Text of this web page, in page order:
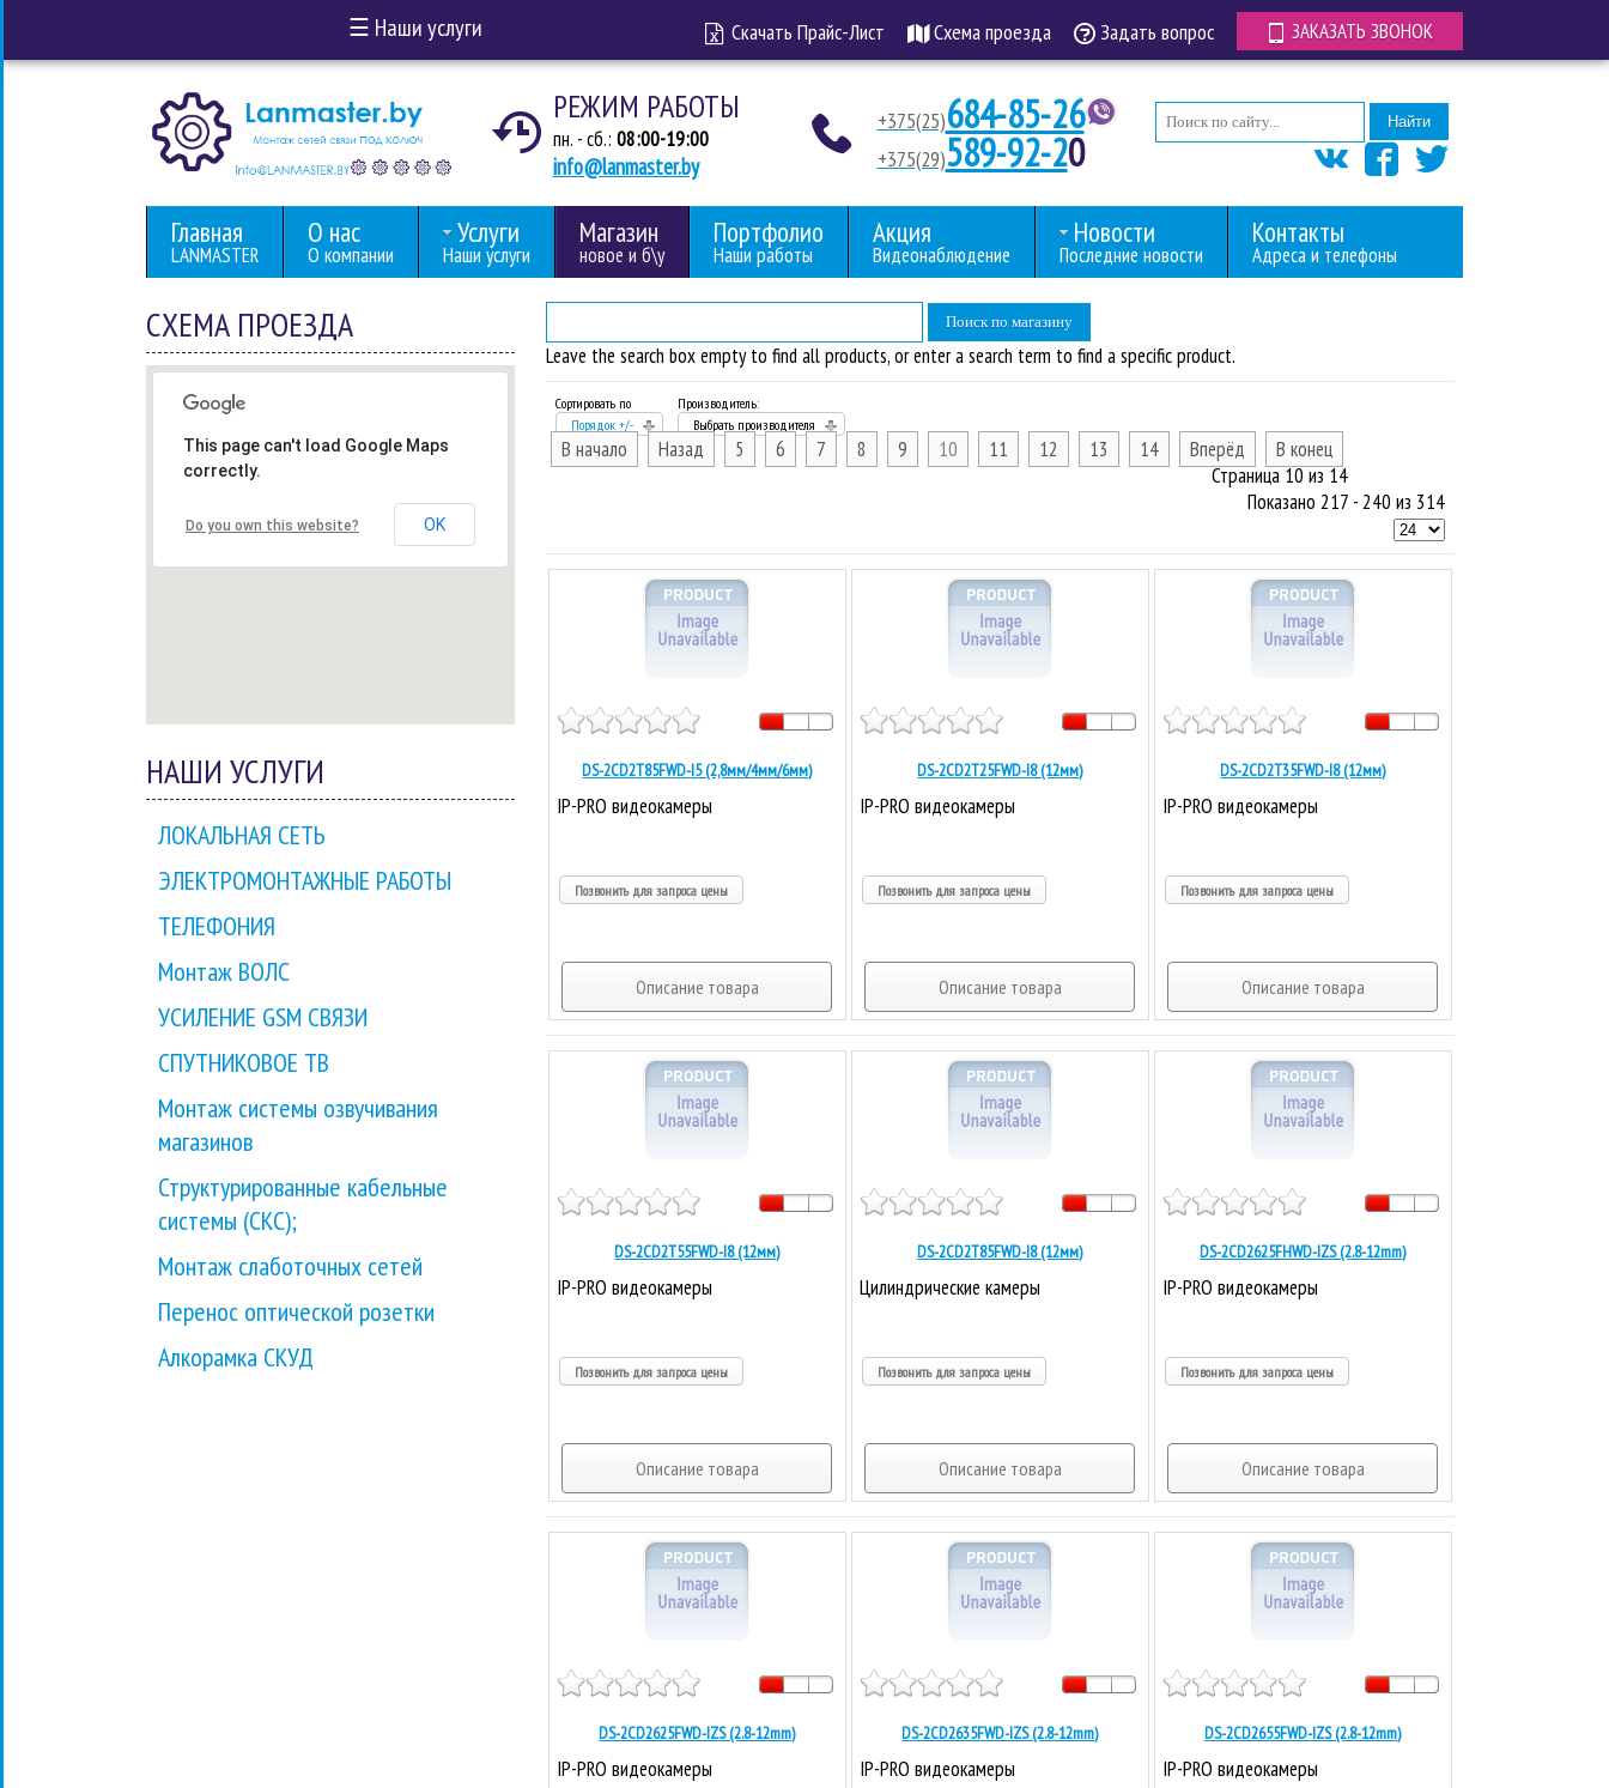
☰ Наши услуги Скачать Прайс-Лист Схема проезда Задать вопрос ЗАКАЗАТЬ ЗВОНОК
РЕЖИМ РАБОТЫ
пн. - сб.: 08:00-19:00
info@lanmaster.by
+375(25)684-85-26
+375(29)589-92-20
Найти
Главная
LANMASTER
О нас
О компании
Услуги
Наши услуги
Магазин
новое и б\у
Портфолио
Наши работы
Акция
Видеонаблюдение
Новости
Последние новости
Контакты
Адреса и телефоны
СХЕМА ПРОЕЗДА
This page can't load Google Maps
correctly.
Do you own this website? OK
НАШИ УСЛУГИ
ЛОКАЛЬНАЯ СЕТЬ
ЭЛЕКТРОМОНТАЖНЫЕ РАБОТЫ
ТЕЛЕФОНИЯ
Монтаж ВОЛС
УСИЛЕНИЕ GSM СВЯЗИ
СПУТНИКОВОЕ ТВ
Монтаж системы озвучивания
магазинов
Структурированные кабельные
системы (СКС);
Монтаж слаботочных сетей
Перенос оптической розетки
Алкорамка СКУД
Leave the search box empty to find all products, or enter a search term to find a specific product.
Сортировать по
Порядок +/-
Производитель:
Выбрать производителя
В начало Назад 5 6 7 8 9 10 11 12 13 14 Вперёд
В конец
Страница 10 из 14
Показано 217 - 240 из 314
DS-2CD2T85FWD-I5 (2,8мм/4мм/6мм)
IP-PRO видеокамеры
Позвонить для запроса цены
Описание товара
DS-2CD2T25FWD-I8 (12мм)
IP-PRO видеокамеры
Позвонить для запроса цены
Описание товара
DS-2CD2T35FWD-I8 (12мм)
IP-PRO видеокамеры
Позвонить для запроса цены
Описание товара
DS-2CD2T55FWD-I8 (12мм)
IP-PRO видеокамеры
Позвонить для запроса цены
Описание товара
DS-2CD2T85FWD-I8 (12мм)
Цилиндрические камеры
Позвонить для запроса цены
Описание товара
DS-2CD2625FHWD-IZS (2.8-12mm)
IP-PRO видеокамеры
Позвонить для запроса цены
Описание товара
DS-2CD2625FWD-IZS (2.8-12mm)
IP-PRO видеокамеры
DS-2CD2635FWD-IZS (2.8-12mm)
IP-PRO видеокамеры
DS-2CD2655FWD-IZS (2.8-12mm)
IP-PRO видеокамеры